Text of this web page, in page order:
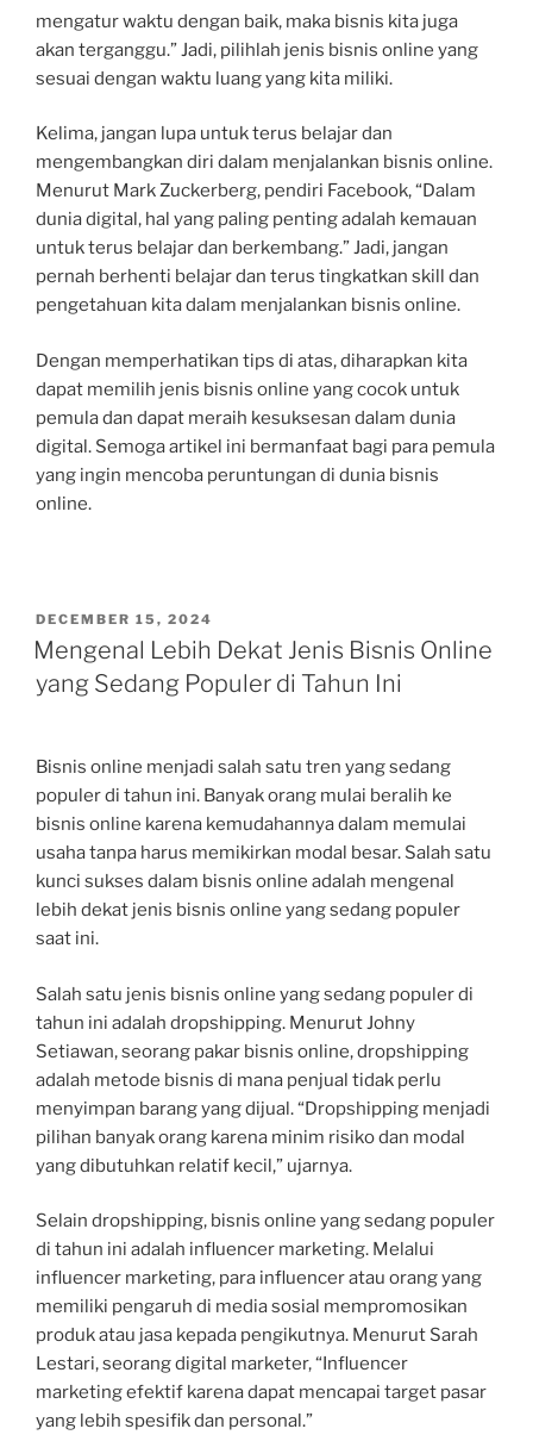
mengatur waktu dengan baik, maka bisnis kita juga
akan terganggu.” Jadi, pilihlah jenis bisnis online yang
sesuai dengan waktu luang yang kita miliki.
Kelima, jangan lupa untuk terus belajar dan
mengembangkan diri dalam menjalankan bisnis online.
Menurut Mark Zuckerberg, pendiri Facebook, “Dalam
dunia digital, hal yang paling penting adalah kemauan
untuk terus belajar dan berkembang.” Jadi, jangan
pernah berhenti belajar dan terus tingkatkan skill dan
pengetahuan kita dalam menjalankan bisnis online.
Dengan memperhatikan tips di atas, diharapkan kita
dapat memilih jenis bisnis online yang cocok untuk
pemula dan dapat meraih kesuksesan dalam dunia
digital. Semoga artikel ini bermanfaat bagi para pemula
yang ingin mencoba peruntungan di dunia bisnis
online.
POSTED
ON
DECEMBER 15, 2024
Mengenal Lebih Dekat Jenis Bisnis Online
yang Sedang Populer di Tahun Ini
Bisnis online menjadi salah satu tren yang sedang
populer di tahun ini. Banyak orang mulai beralih ke
bisnis online karena kemudahannya dalam memulai
usaha tanpa harus memikirkan modal besar. Salah satu
kunci sukses dalam bisnis online adalah mengenal
lebih dekat jenis bisnis online yang sedang populer
saat ini.
Salah satu jenis bisnis online yang sedang populer di
tahun ini adalah dropshipping. Menurut Johny
Setiawan, seorang pakar bisnis online, dropshipping
adalah metode bisnis di mana penjual tidak perlu
menyimpan barang yang dijual. “Dropshipping menjadi
pilihan banyak orang karena minim risiko dan modal
yang dibutuhkan relatif kecil,” ujarnya.
Selain dropshipping, bisnis online yang sedang populer
di tahun ini adalah influencer marketing. Melalui
influencer marketing, para influencer atau orang yang
memiliki pengaruh di media sosial mempromosikan
produk atau jasa kepada pengikutnya. Menurut Sarah
Lestari, seorang digital marketer, “Influencer
marketing efektif karena dapat mencapai target pasar
yang lebih spesifik dan personal.”